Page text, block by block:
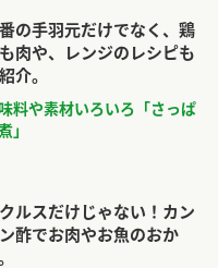
の手羽元だけでなく、鶏
肉や、レンジのレシピも
介。
料や素材いろいろ「さっぱ
」
ルスだけじゃない！カン
酢でお肉やお魚のおか